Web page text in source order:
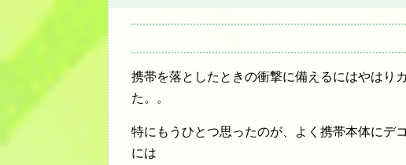
携帯を落としたときの衝撃に備えるにはやはり
た。。
特にもうひとつ思ったのが、よく携帯本体にデ
には